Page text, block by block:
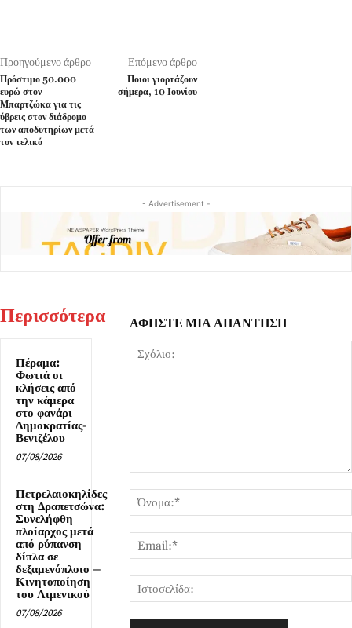
Προηγούμενο άρθρο
Πρόστιμο 50.000
ευρώ στον
Μπαρτζώκα για τις
ύβρεις στον διάδρομο
των αποδυτηρίων μετά
τον τελικό
Επόμενο άρθρο
Ποιοι γιορτάζουν
σήμερα, 10 Ιουνίου
- Advertisement -
Περισσότερα
Πέραμα:
Φωτιά οι
κλήσεις από
την κάμερα
στο φανάρι
Δημοκρατίας-
Βενιζέλου
07/08/2026
Πετρελαιοκηλίδες
στη Δραπετσώνα:
Συνελήφθη
πλοίαρχος μετά
από ρύπανση
δίπλα σε
δεξαμενόπλοιο –
Κινητοποίηση
του Λιμενικού
07/08/2026
ΑΦΗΣΤΕ ΜΙΑ ΑΠΑΝΤΗΣΗ